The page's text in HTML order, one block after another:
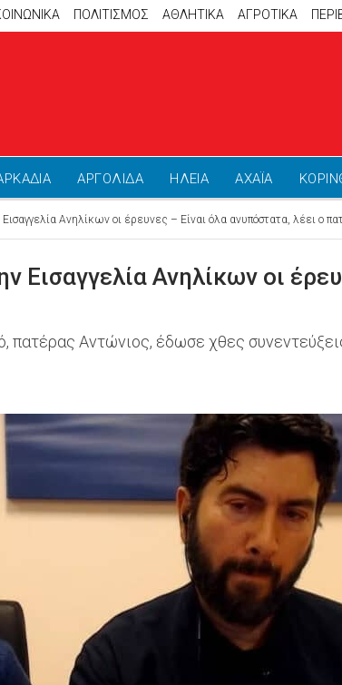
ΠΟΛΙΤΙΣΜΟΣ ΑΘΛΗΤΙΚΆ ΑΓΡΟΤΙΚΑ
ΑΡΓΟΛΙΔΑ ΗΛΕΙΑ ΑΧΑΪΑ
Ανηλίκων οι έρευνες – Είναι όλα ανυπόστατα, λέει ο
Εισαγγελία Ανηλίκων οι
Αντώνιος, έδωσε χθες